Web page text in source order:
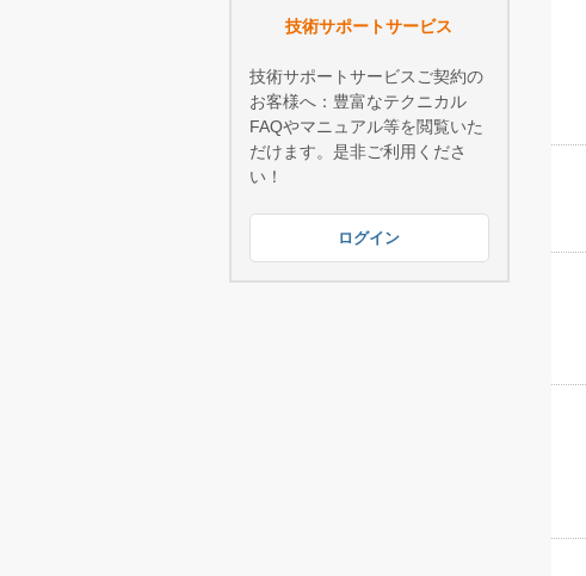
技術サポートサービス
技術サポートサービスご契約の
お客様へ：豊富なテクニカル
FAQやマニュアル等を閲覧いた
だけます。是非ご利用くださ
い！
ログイン